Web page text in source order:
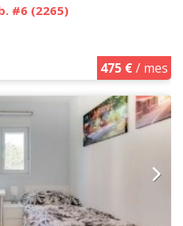
#6 (2265)
475 €/ mes